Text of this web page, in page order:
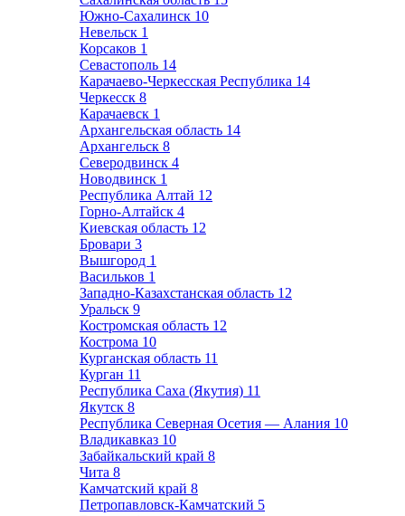
Южно-Сахалинск 10
Невельск 1
Корсаков 1
Севастополь 14
Карачаево-Черкесская Республика 14
Черкесск 8
Карачаевск 1
Архангельская область 14
Архангельск 8
Северодвинск 4
Новодвинск 1
Республика Алтай 12
Горно-Алтайск 4
Киевская область 12
Бровари 3
Вышгород 1
Васильков 1
Западно-Казахстанская область 12
Уральск 9
Костромская область 12
Кострома 10
Курганская область 11
Курган 11
Республика Саха (Якутия) 11
Якутск 8
Республика Северная Осетия — Алания 10
Владикавказ 10
Забайкальский край 8
Чита 8
Камчатский край 8
Петропавловск-Камчатский 5